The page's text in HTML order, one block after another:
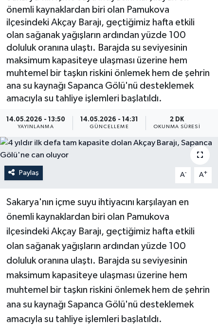
önemli kaynaklardan biri olan Pamukova
ilçesindeki Akçay Barajı, geçtiğimiz hafta etkili
olan sağanak yağışların ardından yüzde 100
doluluk oranına ulaştı. Barajda su seviyesinin
maksimum kapasiteye ulaşması üzerine hem
muhtemel bir taşkın riskini önlemek hem de şehrin
ana su kaynağı Sapanca Gölü'nü desteklemek
amacıyla su tahliye işlemleri başlatıldı.
14.05.2026 - 13:50
YAYINLANMA
14.05.2026 - 14:31
GÜNCELLEME
2 DK
OKUNMA SÜRESI
Paylaş A- A+
Sakarya'nın içme suyu ihtiyacını karşılayan en
önemli kaynaklardan biri olan Pamukova
ilçesindeki Akçay Barajı, geçtiğimiz hafta etkili
olan sağanak yağışların ardından yüzde 100
doluluk oranına ulaştı. Barajda su seviyesinin
maksimum kapasiteye ulaşması üzerine hem
muhtemel bir taşkın riskini önlemek hem de şehrin
ana su kaynağı Sapanca Gölü'nü desteklemek
amacıyla su tahliye işlemleri başlatıldı.
ÖZEL HABER
RÖPORTAJLAR
SİYASET
GÜNCEL
SPOR
YAŞAM